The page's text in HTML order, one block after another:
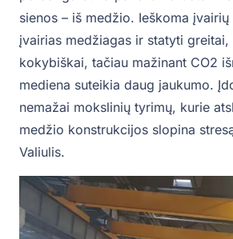
sienos – iš medžio. Ieškoma
įvairias medžiagas ir statyti
kokybiškai, tačiau mažinant CO2
mediena suteikia daug jaukumo.
nemažai mokslinių tyrimų, kurie
medžio konstrukcijos slopina
Valiulis.